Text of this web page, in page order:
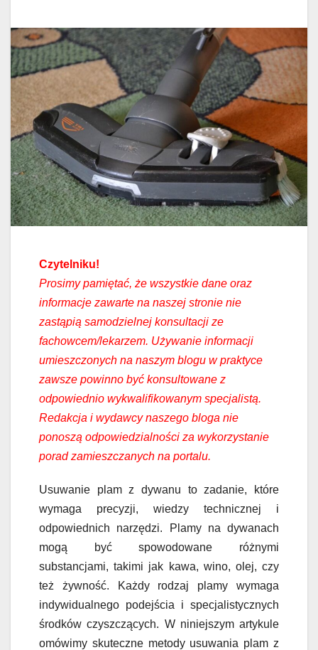
Czytelniku!
Prosimy pamiętać, że wszystkie dane oraz
informacje zawarte na naszej stronie nie
zastąpią samodzielnej konsultacji ze
fachowcem/lekarzem. Używanie informacji
umieszczonych na naszym blogu w praktyce
zawsze powinno być konsultowane z
odpowiednio wykwalifikowanym specjalistą.
Redakcja i wydawcy naszego bloga nie
ponoszą odpowiedzialności za wykorzystanie
porad zamieszczanych na portalu.
Usuwanie plam z dywanu to zadanie, które
wymaga precyzji, wiedzy technicznej i
odpowiednich narzędzi. Plamy na dywanach
mogą być spowodowane różnymi
substancjami, takimi jak kawa, wino, olej, czy
też żywność. Każdy rodzaj plamy wymaga
indywidualnego podejścia i specjalistycznych
środków czyszczących. W niniejszym artykule
omówimy skuteczne metody usuwania plam z